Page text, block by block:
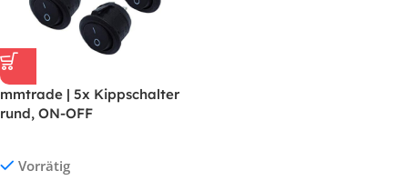
mmtrade | 5x Kippschalter
rund, ON-OFF
Vorrätig